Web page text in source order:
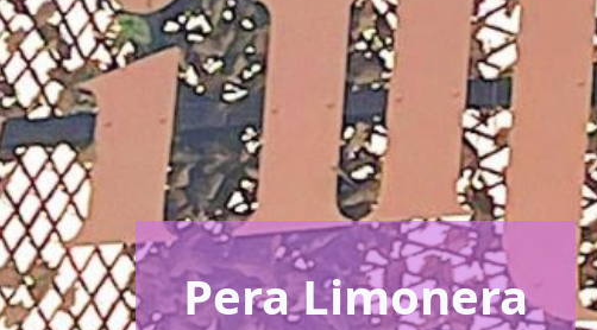
Pera Limonera